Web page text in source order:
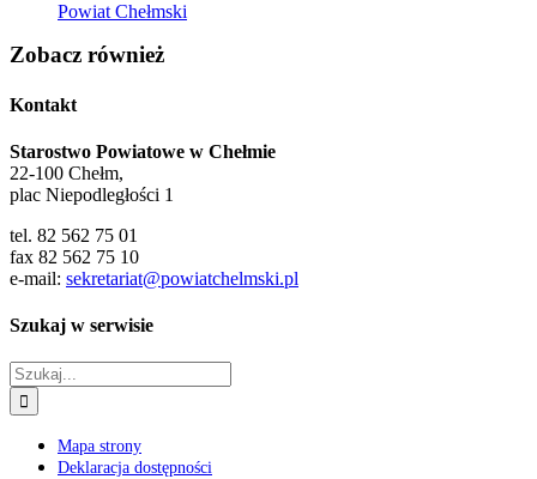
Powiat Chełmski
Zobacz również
Kontakt
Starostwo Powiatowe w Chełmie
22-100 Chełm,
plac Niepodległości 1
tel. 82 562 75 01
fax 82 562 75 10
e-mail: sekretariat@powiatchelmski.pl
Szukaj w serwisie
Szukaj
Mapa strony
Deklaracja dostępności